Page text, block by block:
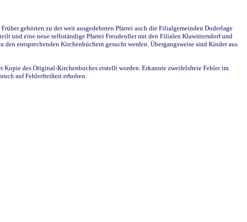
gehörten zu der weit ausgedehnten Pfarrei auch die Filialgemeinden Doderlage
und eine neue selbständige Pfarrei Freudenfier mit den Filialen Klawittersdorf und
entsprechenden Kirchenbüchern gesucht werden. Übergangsweise sind Kinder aus
des Original-Kirchenbuches erstellt worden. Erkannte zweifelsfreie Fehler im
auf Fehlerfreiheit erhoben.